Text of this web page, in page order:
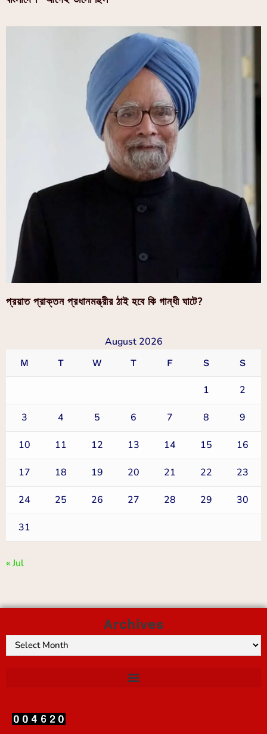
প্রয়াত প্রাক্তন প্রধানমন্ত্রীর ঠাই হবে কি গান্ধী ঘাটে?
August 2026
M T W T F S S
1 2
3 4 5 6 7 8 9
10 11 12 13 14 15 16
17 18 19 20 21 22 23
24 25 26 27 28 29 30
31
« Jul
Archives